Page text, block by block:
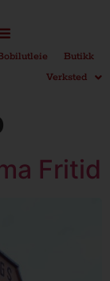
Butikk
Verksted
Fritid